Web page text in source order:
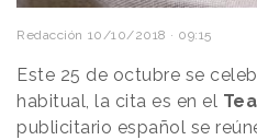
Redacción 10/10/2018 · 09:15
Este 25 de octubre se
habitual, la cita es en el
publicitario español se